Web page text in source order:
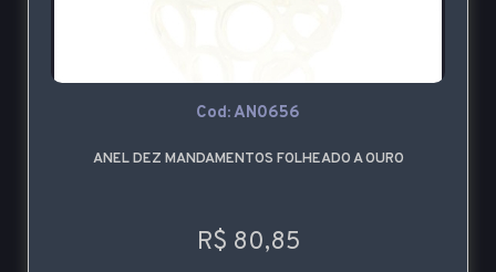
Cod: AN0656
ANEL DEZ MANDAMENTOS FOLHEADO A OURO
R$ 80,85